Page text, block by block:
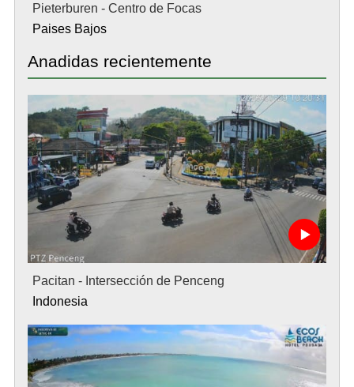
Pieterburen - Centro de Focas
Paises Bajos
Anadidas recientemente
Pacitan - Intersección de Penceng
Indonesia